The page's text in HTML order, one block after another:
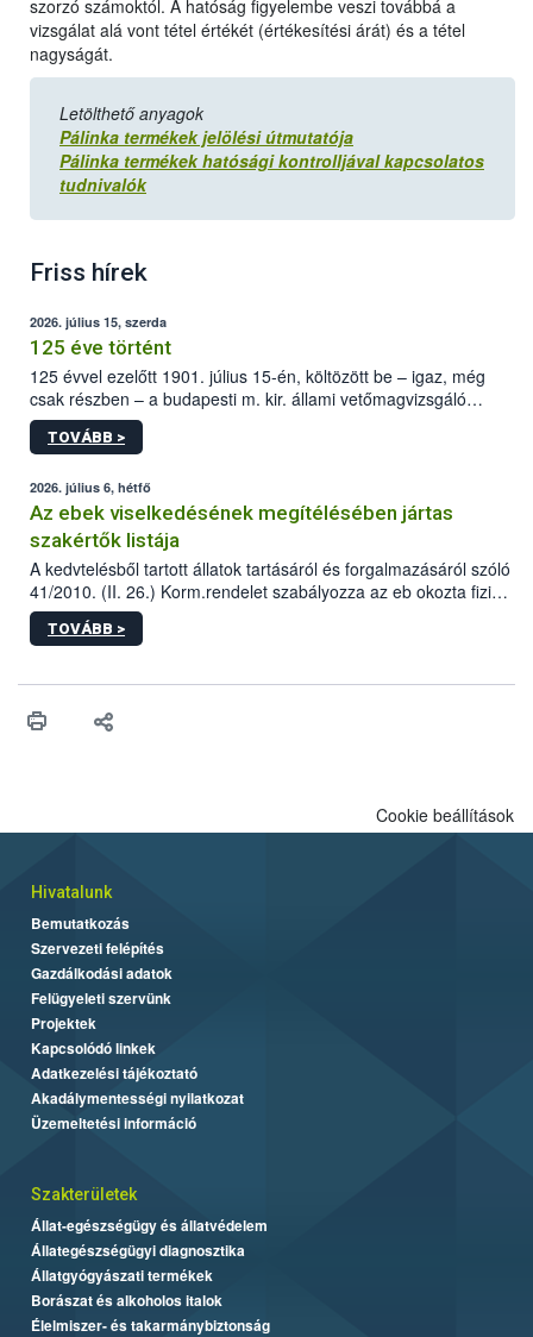
szorzó számoktól. A hatóság figyelembe veszi továbbá a
vizsgálat alá vont tétel értékét (értékesítési árát) és a tétel
nagyságát.
Letölthető anyagok
Pálinka termékek jelölési útmutatója
Pálinka termékek hatósági kontrolljával kapcsolatos
tudnivalók
Friss hírek
2026. július 15, szerda
125 éve történt
125 évvel ezelőtt 1901. július 15-én, költözött be – igaz, még
csak részben – a budapesti m. kir. állami vetőmagvizsgáló
állomás a Kis Rókus utca 15. szám alatti, Czigler Győző által
tervezett új épületébe.
TOVÁBB >
2026. július 6, hétfő
Az ebek viselkedésének megítélésében jártas
szakértők listája
A kedvtelésből tartott állatok tartásáról és forgalmazásáról szóló
41/2010. (II. 26.) Korm.rendelet szabályozza az eb okozta fizikai
sérülés, illetve ennek veszélye keletkezésekor felmerülő
hatósági feladatokat, valamint a veszélyes eb tartását és annak
vonni az ebek viselkedésének megítélésében jártas szakértőt.
TOVÁBB >
Cookie beállítások
Hivatalunk
Bemutatkozás
Szervezeti felépítés
Gazdálkodási adatok
Felügyeleti szervünk
Projektek
Kapcsolódó linkek
Adatkezelési tájékoztató
Akadálymentességi nyilatkozat
Üzemeltetési információ
Szakterületek
Állat-egészségügy és állatvédelem
Állategészségügyi diagnosztika
Állatgyógyászati termékek
Borászat és alkoholos italok
Élelmiszer- és takarmánybiztonság